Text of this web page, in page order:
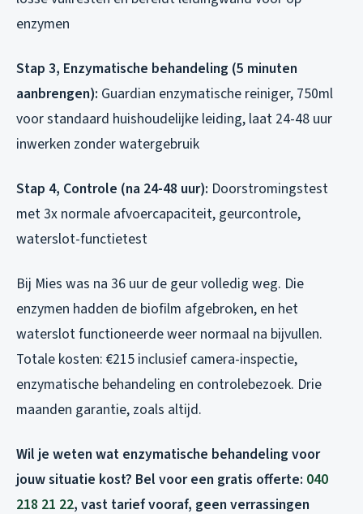
enzymen
Stap 3, Enzymatische behandeling (5 minuten
aanbrengen): Guardian enzymatische reiniger, 750ml
voor standaard huishoudelijke leiding, laat 24-48 uur
inwerken zonder watergebruik
Stap 4, Controle (na 24-48 uur): Doorstromingstest
met 3x normale afvoercapaciteit, geurcontrole,
waterslot-functietest
Bij Mies was na 36 uur de geur volledig weg. Die
enzymen hadden de biofilm afgebroken, en het
waterslot functioneerde weer normaal na bijvullen.
Totale kosten: €215 inclusief camera-inspectie,
enzymatische behandeling en controlebezoek. Drie
maanden garantie, zoals altijd.
Wil je weten wat enzymatische behandeling voor
jouw situatie kost? Bel voor een gratis offerte: 040
218 21 22, vast tarief vooraf, geen verrassingen